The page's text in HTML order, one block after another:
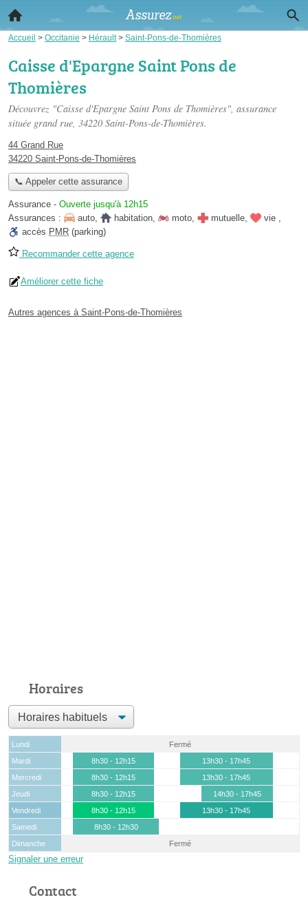
Accueil > Occitanie > Hérault > Saint-Pons-de-Thomières
Caisse d'Epargne Saint Pons de
Thomières
Découvrez "Caisse d'Epargne Saint Pons de Thomières", assurance
située grand rue, 34220 Saint-Pons-de-Thomières.
44 Grand Rue
34220 Saint-Pons-de-Thomières
📞 Appeler cette assurance
Assurance - Ouverte jusqu'à 12h15
Assurances :
auto, habitation, moto, mutuelle, vie ,
accès PMR (parking)
Recommander cette agence
Améliorer cette fiche
Autres agences à Saint-Pons-de-Thomières
Horaires
Lundi
Fermé
Mardi
8h30 - 12h15
13h30 - 17h45
Mercredi
8h30 - 12h15
13h30 - 17h45
Jeudi
8h30 - 12h15
14h30 - 17h45
Vendredi
8h30 - 12h15
13h30 - 17h45
Samedi
8h30 - 12h30
Dimanche
Fermé
Signaler une erreur
Contact